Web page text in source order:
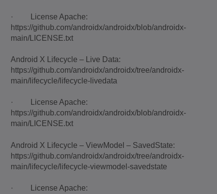
· License Apache:
https://github.com/androidx/androidx/blob/androidx-
main/LICENSE.txt
Android X Lifecycle – Live Data:
https://github.com/androidx/androidx/tree/androidx-
main/lifecycle/lifecycle-livedata
· License Apache:
https://github.com/androidx/androidx/blob/androidx-
main/LICENSE.txt
Android X Lifecycle – ViewModel – SavedState:
https://github.com/androidx/androidx/tree/androidx-
main/lifecycle/lifecycle-viewmodel-savedstate
· License Apache: